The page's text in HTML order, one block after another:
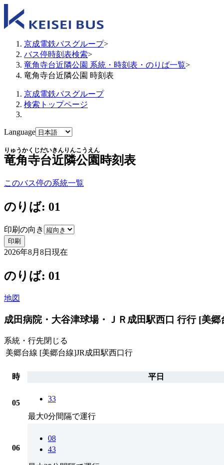
京成電鉄バスグループ>
バス停時刻表検索>
竜角寺台近隣公園 系統・時刻表・のりば一覧>
竜角寺台近隣公園 時刻表
京成電鉄バスグループ
検索トップページ
Language
竜角寺台近隣公園
りゅうかくじだいきんりんこうえん
時刻表
このバス停の系統一覧
のりば: 01
印刷の向き
印刷
2026年8月8日 現在
のりば: 01
地図
成田病院・大谷津球場・ＪＲ成田駅西口 行行 [美郷
系統・行先閉じる
美郷台線 [美郷台線]JR成田駅西口行
時
平日
05 33
最大0分間隔で運行
06
08
43